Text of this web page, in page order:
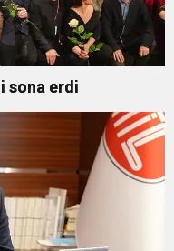
sona erdi